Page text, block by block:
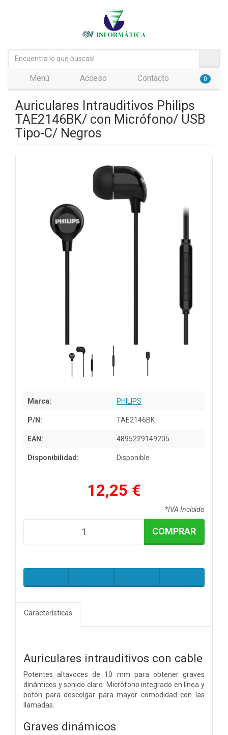
Menú Acceso Contacto 0
Auriculares Intrauditivos Philips
TAE2146BK/ con Micrófono/ USB
Tipo-C/ Negros
Marca: PHILIPS
P/N: TAE2146BK
EAN: 4895229149205
Disponibilidad: Disponible
12,25 €
*IVA Incluido
COMPRAR
Características
Auriculares intrauditivos con cable
Potentes altavoces de 10 mm para obtener graves
dinámicos y sonido claro. Micrófono integrado en línea y
botón para descolgar para mayor comodidad con las
llamadas.
Graves dinámicos